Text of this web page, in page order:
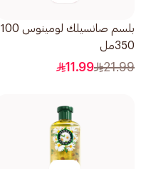
بلسم صانسيلك لومينوس 100
350مل
21.99
11.99